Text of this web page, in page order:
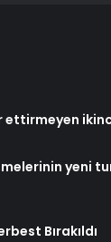
ettirmeyen
yeni
Bırakıldı